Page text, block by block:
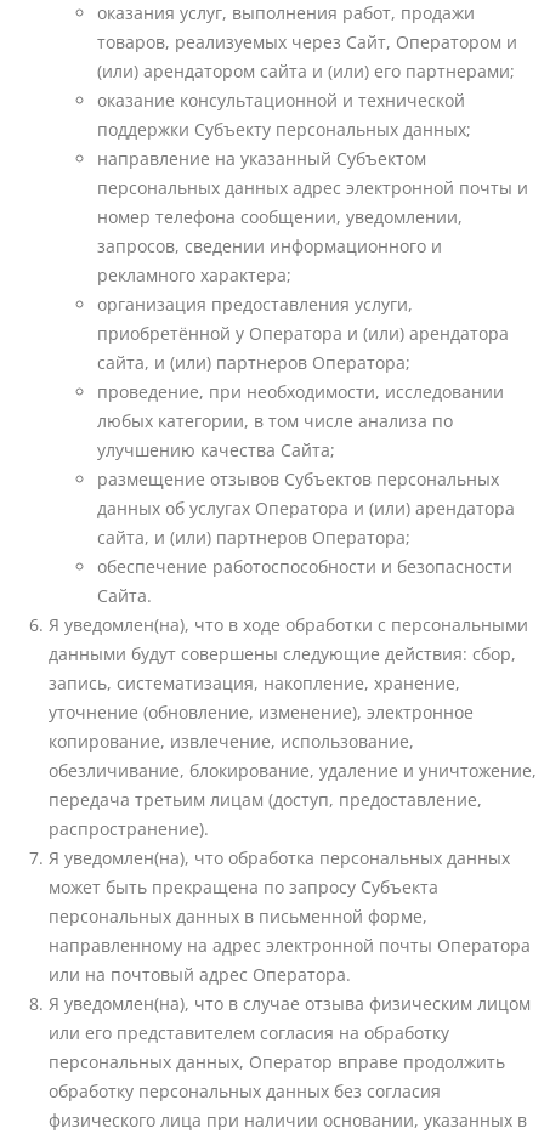
оказания услуг, выполнения работ, продажи
товаров, реализуемых через Сайт, Оператором и
(или) арендатором сайта и (или) его партнерами;
оказание консультационной и технической
поддержки Субъекту персональных данных;
направление на указанный Субъектом
персональных данных адрес электронной почты и
номер телефона сообщении, уведомлении,
запросов, сведении информационного и
рекламного характера;
организация предоставления услуги,
приобретённой у Оператора и (или) арендатора
сайта, и (или) партнеров Оператора;
проведение, при необходимости, исследовании
любых категории, в том числе анализа по
улучшению качества Сайта;
размещение отзывов Субъектов персональных
данных об услугах Оператора и (или) арендатора
сайта, и (или) партнеров Оператора;
обеспечение работоспособности и безопасности
Сайта.
Я уведомлен(на), что в ходе обработки с персональными
данными будут совершены следующие действия: сбор,
запись, систематизация, накопление, хранение,
уточнение (обновление, изменение), электронное
копирование, извлечение, использование,
обезличивание, блокирование, удаление и уничтожение,
передача третьим лицам (доступ, предоставление,
распространение).
Я уведомлен(на), что обработка персональных данных
может быть прекращена по запросу Субъекта
персональных данных в письменной форме,
направленному на адрес электронной почты Оператора
или на почтовый адрес Оператора.
Я уведомлен(на), что в случае отзыва физическим лицом
или его представителем согласия на обработку
персональных данных, Оператор вправе продолжить
обработку персональных данных без согласия
физического лица при наличии основании, указанных в